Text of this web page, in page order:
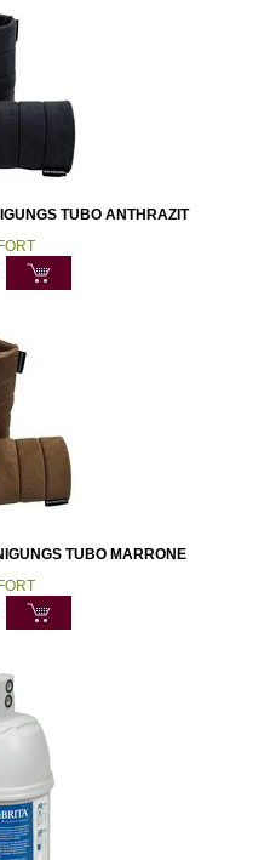
TUBO ANTHRAZIT
TUBO MARRONE